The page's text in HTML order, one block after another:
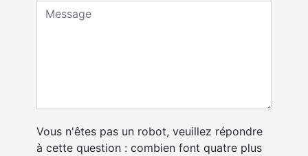
Vous n'êtes pas un robot, veuillez répondre
à cette question : combien font quatre plus